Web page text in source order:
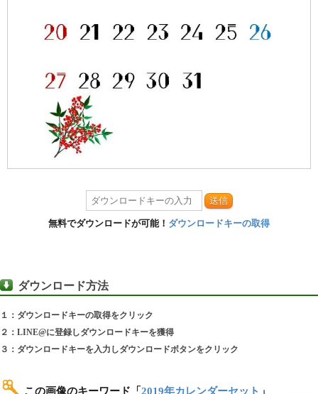
送信
無料でダウンロードが可能！ ダウンロードキーの取得
ダウンロード方法
１：ダウンロードキーの取得をクリック
２：LINE@に登録しダウンロードキーを獲得
３：ダウンロードキーを入力しダウンロードボタンをクリック
この画像のキーワード 「 2019年カレンダーセット 」